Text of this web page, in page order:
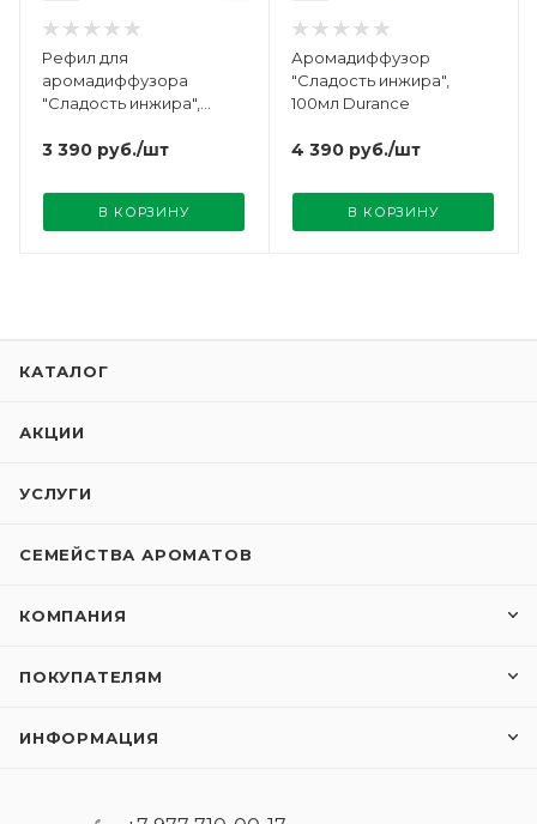
Рефил для
аромадиффузора
"Сладость инжира",
3 390 руб./шт
В КОРЗИНУ
Аромадиффузор
"Сладость инжира",
100мл Durance
4 390 руб./шт
В КОРЗИНУ
КАТАЛОГ
АКЦИИ
УСЛУГИ
СЕМЕЙСТВА АРОМАТОВ
КОМПАНИЯ
ПОКУПАТЕЛЯМ
ИНФОРМАЦИЯ